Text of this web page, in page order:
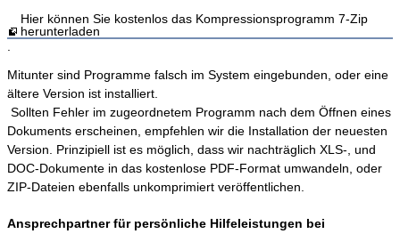
Hier können Sie kostenlos das Kompressionsprogramm 7-Zip
herunterladen
.
Mitunter sind Programme falsch im System eingebunden, oder eine
ältere Version ist installiert.
Sollten Fehler im zugeordnetem Programm nach dem Öffnen eines
Dokuments erscheinen, empfehlen wir die Installation der neuesten
Version. Prinzipiell ist es möglich, dass wir nachträglich XLS-, und
DOC-Dokumente in das kostenlose PDF-Format umwandeln, oder
ZIP-Dateien ebenfalls unkomprimiert veröffentlichen.
Ansprechpartner für persönliche Hilfeleistungen bei